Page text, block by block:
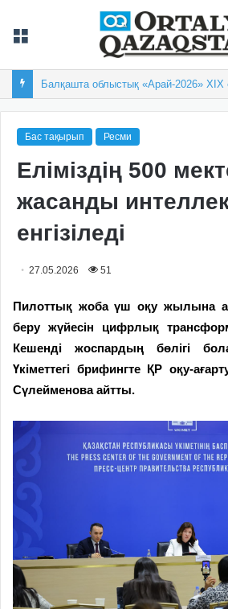
Бас тақырып Ресми
Еліміздің 500
жасанды
енгізіледі
27.05.2026 51
Пилоттық жоба үш оқу жылына
беру жүйесін цифрлық
Кешенді жоспардың бөлігі
Үкіметтегі брифингте ҚР оқу-
Сүлейменова айтты.